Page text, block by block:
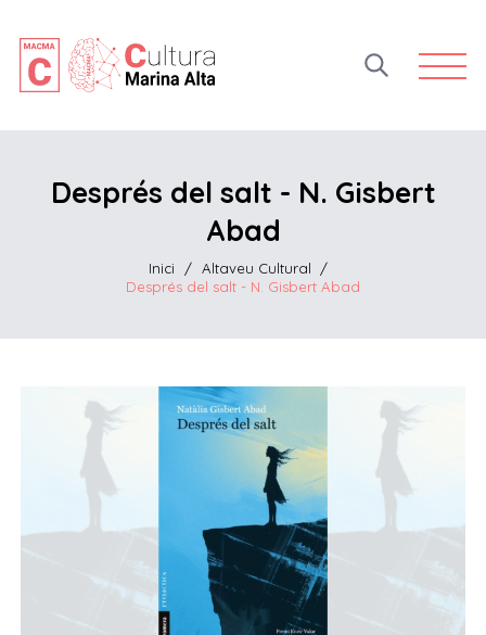
Open
Després del salt - N. Gisbert
Abad
Inici / Altaveu Cultural
/
Després del salt - N. Gisbert Abad